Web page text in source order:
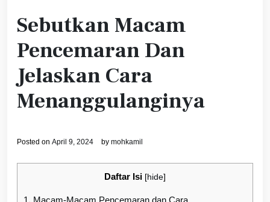
Sebutkan Macam
Pencemaran Dan
Jelaskan Cara
Menanggulanginya
Posted on April 9, 2024 by mohkamil
Daftar Isi [hide]
1. Macam-Macam Pencemaran dan Cara